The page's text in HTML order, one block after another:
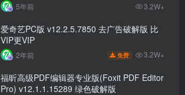
5年前 3.2W+
爱奇艺PC版 v12.2.5.7850 去广告破解版 比
VIP更VIP
2年前 免费 3.2W+
福昕高级PDF编辑器专业版(Foxit PDF Editor
Pro) v12.1.1.15289 绿色破解版